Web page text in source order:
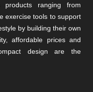
products ranging from
exercise tools to support
by building their own
affordable prices and
design are the